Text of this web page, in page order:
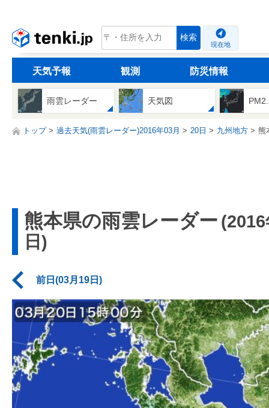
tenki.jp 検索
現在地
天気予報 観測 防災情報
雨雲レーダー 天気図
トップ 過去天気(雨雲レーダー)2016年03月 20日 九州地方 熊
熊本県の雨雲レーダー
日)
前日(03月19日)